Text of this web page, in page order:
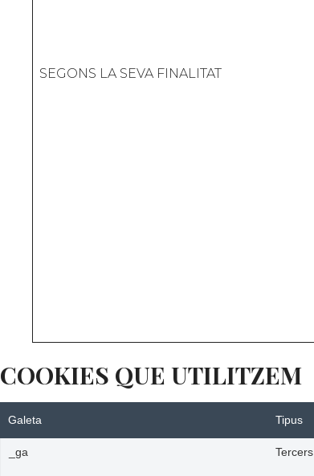
SEGONS LA SEVA FINALITAT
COOKIES QUE UTILITZEM
Galeta Tipus
_ga Tercers